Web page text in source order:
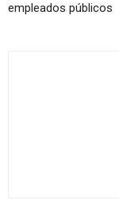
empleados públicos